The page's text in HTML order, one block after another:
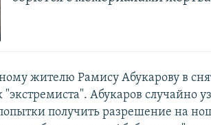
жителю Рамису Абукарову в
Абукаров случайно
получить разрешение на